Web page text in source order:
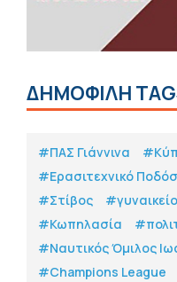
ΔΗΜΟΦΙΛΗ
#ΠΑΣ Γιάννινα
#Eρασιτεχνικό
#Στίβος
#Κωπηλασία
#Ναυτικός Όμιλος
#Champions League